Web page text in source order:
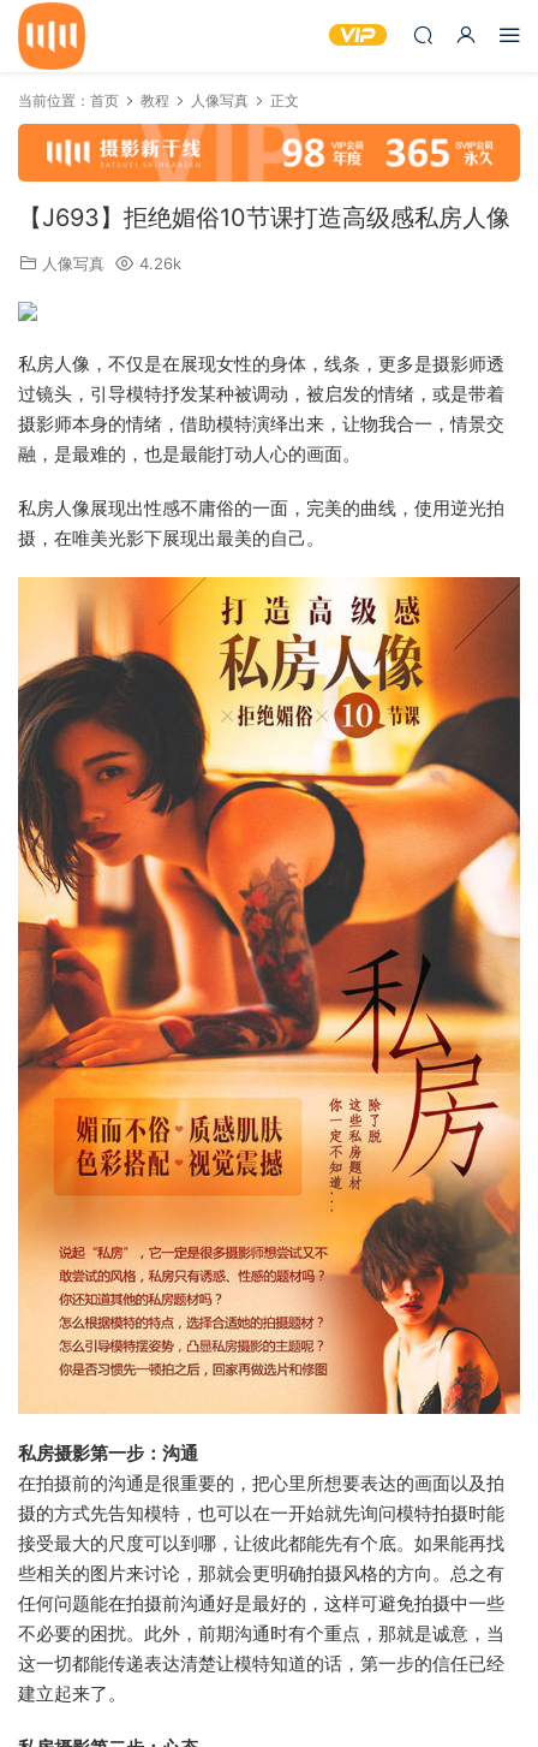
当前位置： 首页 教程 人像写真 正文
【J693】拒绝媚俗10节课打造高级感私房人像
人像写真 4.26k
私房人像，不仅是在展现女性的身体，线条，更多是摄影师透
过镜头，引导模特抒发某种被调动，被启发的情绪，或是带着
摄影师本身的情绪，借助模特演绎出来，让物我合一，情景交
融，是最难的，也是最能打动人心的画面。
私房人像展现出性感不庸俗的一面，完美的曲线，使用逆光拍
摄，在唯美光影下展现出最美的自己。
私房摄影第一步：沟通
在拍摄前的沟通是很重要的，把心里所想要表达的画面以及拍
摄的方式先告知模特，也可以在一开始就先询问模特拍摄时能
接受最大的尺度可以到哪，让彼此都能先有个底。如果能再找
些相关的图片来讨论，那就会更明确拍摄风格的方向。总之有
任何问题能在拍摄前沟通好是最好的，这样可避免拍摄中一些
不必要的困扰。此外，前期沟通时有个重点，那就是诚意，当
这一切都能传递表达清楚让模特知道的话，第一步的信任已经
建立起来了。